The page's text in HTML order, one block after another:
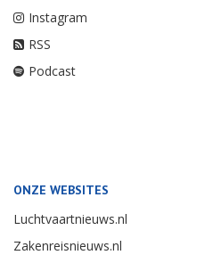
Instagram
RSS
Podcast
ONZE WEBSITES
Luchtvaartnieuws.nl
Zakenreisnieuws.nl